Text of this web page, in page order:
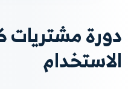
دورة مشتريات
الاستخدام